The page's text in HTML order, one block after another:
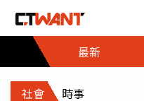
最新
社會 時事